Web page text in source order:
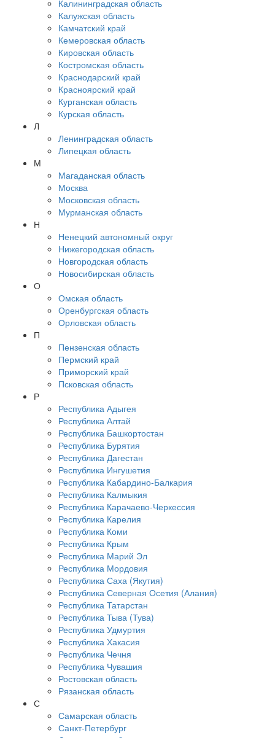
Калининградская область
Калужская область
Камчатский край
Кемеровская область
Кировская область
Костромская область
Краснодарский край
Красноярский край
Курганская область
Курская область
Л
Ленинградская область
Липецкая область
М
Магаданская область
Москва
Московская область
Мурманская область
Н
Ненецкий автономный округ
Нижегородская область
Новгородская область
Новосибирская область
О
Омская область
Оренбургская область
Орловская область
П
Пензенская область
Пермский край
Приморский край
Псковская область
Р
Республика Адыгея
Республика Алтай
Республика Башкортостан
Республика Бурятия
Республика Дагестан
Республика Ингушетия
Республика Кабардино-Балкария
Республика Калмыкия
Республика Карачаево-Черкессия
Республика Карелия
Республика Коми
Республика Крым
Республика Марий Эл
Республика Мордовия
Республика Саха (Якутия)
Республика Северная Осетия (Алания)
Республика Татарстан
Республика Тыва (Тува)
Республика Удмуртия
Республика Хакасия
Республика Чечня
Республика Чувашия
Ростовская область
Рязанская область
С
Самарская область
Санкт-Петербург